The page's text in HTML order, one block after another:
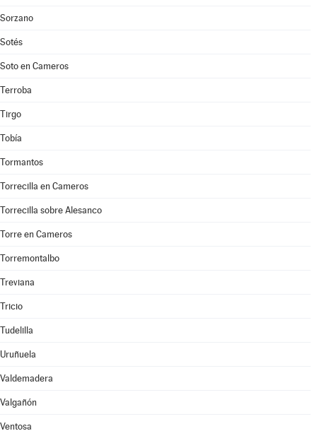
Sorzano
Sotés
Soto en Cameros
Terroba
Tirgo
Tobía
Tormantos
Torrecilla en Cameros
Torrecilla sobre Alesanco
Torre en Cameros
Torremontalbo
Treviana
Tricio
Tudelilla
Uruñuela
Valdemadera
Valgañón
Ventosa